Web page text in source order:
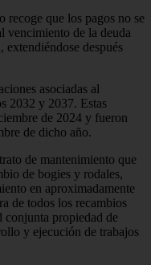
recoge que los pagos no se
vencimiento de la deuda
extendiéndose después
asociadas al
2032 y 2037. Estas
de 2024 y fueron
de dicho año.
de mantenimiento que
de bogies y rodales,
en aproximadamente
de todos los recambios
conjunta propiedad de
y ejecución de trabajos